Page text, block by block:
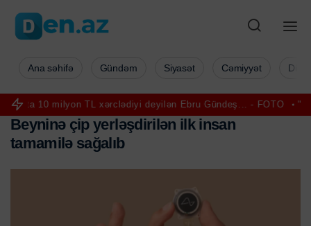
TL xərclədiyi deyilən Ebru Gündeş... - FOTO "İsrail
Ana səhifə Gündəm Siyasət Cəmiyyət
Beyninə çip yerləşdirilən ilk insan
tamamilə sağalıb